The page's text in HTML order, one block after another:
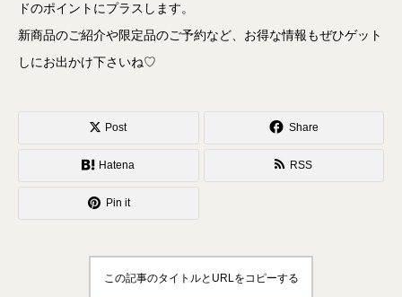
ドのポイントにプラスします。
新商品のご紹介や限定品のご予約など、お得な情報もぜひゲット
しにお出かけ下さいね♡
Post Share
Hatena RSS
Pin it
この記事のタイトルとURLをコピーする